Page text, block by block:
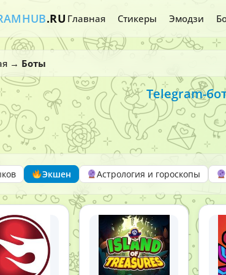
.RU Главная Стикеры Эмодзи
→ Боты
Telegram-
Экшен Астрология и гороскопы